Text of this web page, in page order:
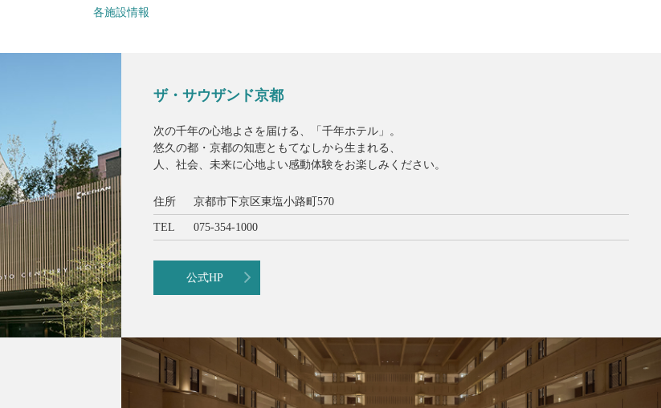
各施設情報
ザ・サウザンド京都
次の千年の心地よさを届ける、「千年ホテル」。
悠久の都・京都の知恵ともてなしから生まれる、
人、社会、未来に心地よい感動体験をお楽しみください。
住所 京都市下京区東塩小路町570
TEL 075-354-1000
公式HP